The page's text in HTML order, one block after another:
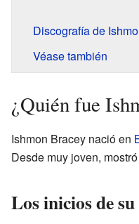
Discografía de
Véase también
¿Quién fue
Ishmon Bracey nació en
Desde muy joven,
Los inicios de